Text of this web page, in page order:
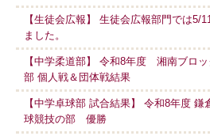
【生徒会広報】 生徒会広報部門では5/
ました。
【中学柔道部】 令和8年度 湘南ブロ
部 個人戦＆団体戦結果
【中学卓球部 試合結果】 令和8年度
球競技の部 優勝